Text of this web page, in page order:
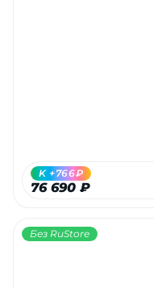
76 690 ₽
K +766₽
Без RuStore